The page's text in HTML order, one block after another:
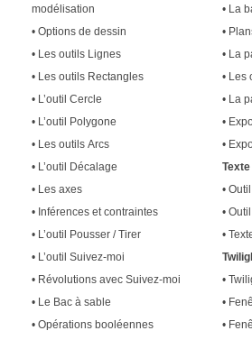
modélisation
• Options de dessin
• Les outils Lignes
• Les outils Rectangles
• L’outil Cercle
• L’outil Polygone
• Les outils Arcs
• L’outil Décalage
• Les axes
• Inférences et contraintes
• L’outil Pousser / Tirer
• L’outil Suivez-moi
• Révolutions avec Suivez-moi
• Le Bac à sable
• Opérations booléennes
• La
•
• La
• Les
• La
•
•
Texte
•
•
•
•
•
•